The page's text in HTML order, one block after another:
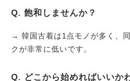
Q. 飽和しませんか？
→ 韓国古着は1点モノが多く、
クが非常に低いです。
Q. どこから始めればいいか